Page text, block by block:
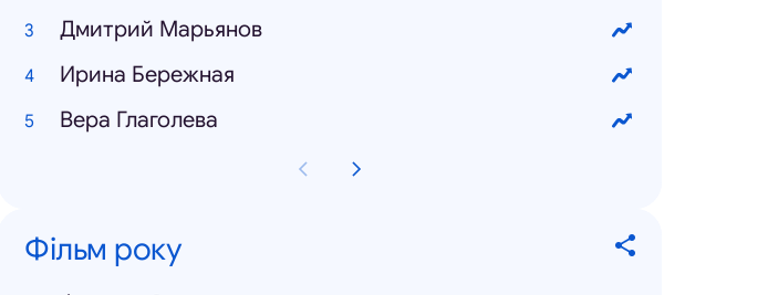
Дмитрий Марьянов
Ирина Бережная
Вера Глаголева
Фільм року